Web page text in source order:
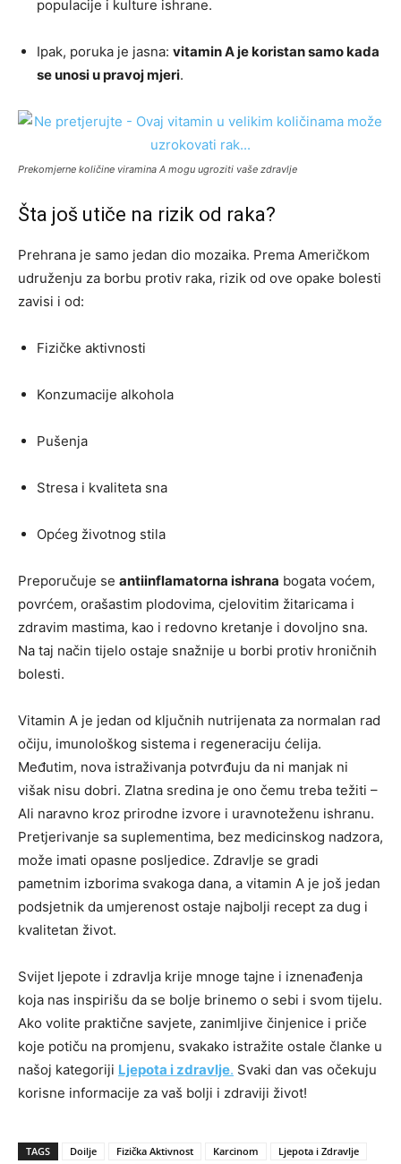
populacije i kulture ishrane.
Ipak, poruka je jasna: vitamin A je koristan samo kada
se unosi u pravoj mjeri.
Prekomjerne količine viramina A mogu ugroziti vaše zdravlje
Šta još utiče na rizik od raka?
Prehrana je samo jedan dio mozaika. Prema Američkom
udruženju za borbu protiv raka, rizik od ove opake bolesti
zavisi i od:
Fizičke aktivnosti
Konzumacije alkohola
Pušenja
Stresa i kvaliteta sna
Općeg životnog stila
Preporučuje se antiinflamatorna ishrana bogata voćem,
povrćem, orašastim plodovima, cjelovitim žitaricama i
zdravim mastima, kao i redovno kretanje i dovoljno sna.
Na taj način tijelo ostaje snažnije u borbi protiv hroničnih
bolesti.
Vitamin A je jedan od ključnih nutrijenata za normalan rad
očiju, imunološkog sistema i regeneraciju ćelija.
Međutim, nova istraživanja potvrđuju da ni manjak ni
višak nisu dobri. Zlatna sredina je ono čemu treba težiti –
Ali naravno kroz prirodne izvore i uravnoteženu ishranu.
Pretjerivanje sa suplementima, bez medicinskog nadzora,
može imati opasne posljedice. Zdravlje se gradi
pametnim izborima svakoga dana, a vitamin A je još jedan
podsjetnik da umjerenost ostaje najbolji recept za dug i
kvalitetan život.
Svijet ljepote i zdravlja krije mnoge tajne i iznenađenja
koja nas inspirišu da se bolje brinemo o sebi i svom tijelu.
Ako volite praktične savjete, zanimljive činjenice i priče
koje potiču na promjenu, svakako istražite ostale članke u
našoj kategoriji Ljepota i zdravlje. Svaki dan vas očekuju
korisne informacije za vaš bolji i zdraviji život!
TAGS Doilje Fizička Aktivnost Karcinom
Ljepota i Zdravlje